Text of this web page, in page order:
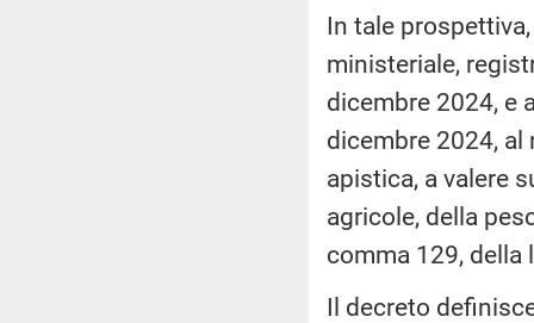
In tale
ministeriale,
dicembre 2024, e
dicembre 2024,
apistica, a valere
agricole, della
comma 129, della
Il decreto